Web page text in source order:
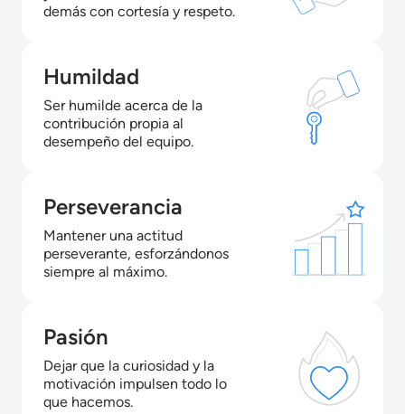
demás con cortesía y respeto.
Humildad
Ser humilde acerca de la
contribución propia al
desempeño del equipo.
Perseverancia
Mantener una actitud
perseverante, esforzándonos
siempre al máximo.
Pasión
Dejar que la curiosidad y la
motivación impulsen todo lo
que hacemos.